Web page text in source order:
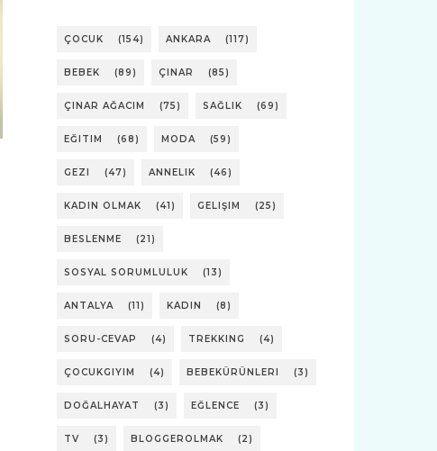
ÇOCUK (154) ANKARA (117)
BEBEK (89) ÇINAR (85)
ÇINAR AĞACIM (75) SAĞLIK (69)
EĞITIM (68) MODA (59)
GEZI (47) ANNELIK (46)
KADIN OLMAK (41) GELIŞIM (25)
BESLENME (21)
SOSYAL SORUMLULUK (13)
ANTALYA (11) KADIN (8)
SORU-CEVAP (4) TREKKING (4)
ÇOCUKGIYIM (4) BEBEKÜRÜNLERI (3)
DOĞALHAYAT (3) EĞLENCE (3)
TV (3) BLOGGEROLMAK (2)